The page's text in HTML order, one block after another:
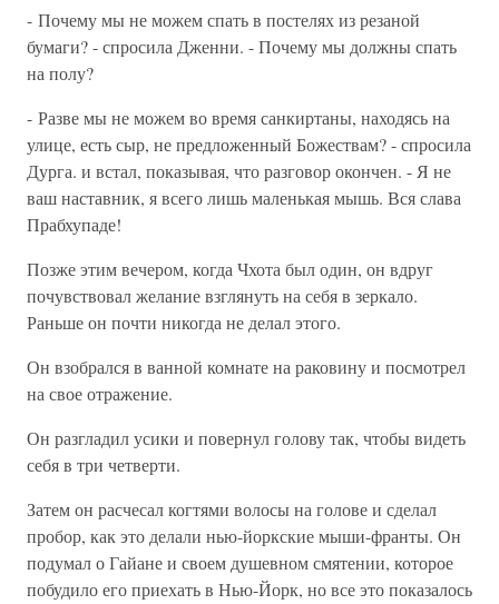
- Почему мы не можем спать в постелях из резаной
бумаги? - спросила Дженни. - Почему мы должны спать
на полу?
- Разве мы не можем во время санкиртаны, находясь на
улице, есть сыр, не предложенный Божествам? - спросила
Дурга. и встал, показывая, что разговор окончен. - Я не
ваш наставник, я всего лишь маленькая мышь. Вся слава
Прабхупаде!
Позже этим вечером, когда Чхота был один, он вдруг
почувствовал желание взглянуть на себя в зеркало.
Раньше он почти никогда не делал этого.
Он взобрался в ванной комнате на раковину и посмотрел
на свое отражение.
Он разгладил усики и повернул голову так, чтобы видеть
себя в три четверти.
Затем он расчесал когтями волосы на голове и сделал
пробор, как это делали нью-йоркские мыши-франты. Он
подумал о Гайане и своем душевном смятении, которое
побудило его приехать в Нью-Йорк, но все это показалось